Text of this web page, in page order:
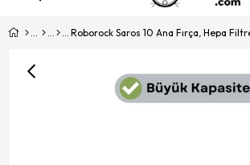
Roborock Saros 10 Ana Fırça, Hepa